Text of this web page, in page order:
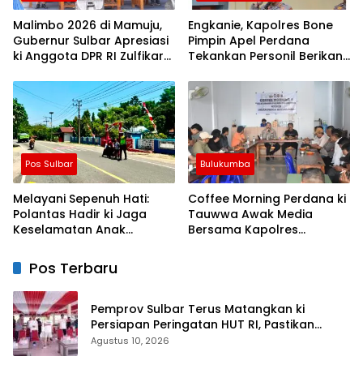
Malimbo 2026 di Mamuju,
Gubernur Sulbar Apresiasi
ki Anggota DPR RI Zulfikar
Dapat Alsintan dan Pupuk
Engkanie, Kapolres Bone
Pimpin Apel Perdana
Tekankan Personil Berikan
Pos Sulbar
Melayani Sepenuh Hati:
Polantas Hadir ki Jaga
Keselamatan Anak
Budaya Tertib Sejak Dini
Bulukumba
Coffee Morning Perdana ki
Tauwwa Awak Media
Bersama Kapolres
Pos Terbaru
Pemprov Sulbar Terus Matangkan ki
Persiapan Peringatan HUT RI, Pastikan
Berjalan Lancar
Agustus 10, 2026